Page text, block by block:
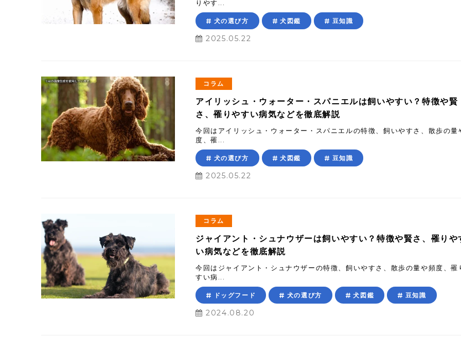
りやす...
犬の選び方 犬図鑑 豆知識
2025.05.22
コラム
アイリッシュ・ウォーター・スパニエルは飼いやすい？特徴や賢
さ、罹りやすい病気などを徹底解説
今回はアイリッシュ・ウォーター・スパニエルの特徴、飼いやすさ、散歩の量
度、罹...
犬の選び方 犬図鑑 豆知識
2025.05.22
コラム
ジャイアント・シュナウザーは飼いやすい？特徴や賢さ、罹りや
い病気などを徹底解説
今回はジャイアント・シュナウザーの特徴、飼いやすさ、散歩の量や頻度、罹
すい病...
ドッグフード 犬の選び方 犬図鑑 豆知識
2024.08.20